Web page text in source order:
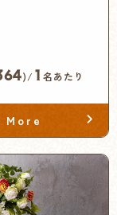
)/ 1 名あたり
More